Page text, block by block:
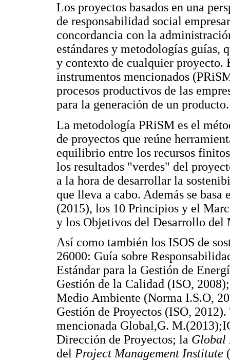
Los proyectos basados en una
de responsabilidad social
concordancia con la
estándares y metodologías guías,
y contexto de cualquier proyecto.
instrumentos mencionados
procesos productivos de las
para la generación de un producto.
La metodología PRiSM es el
de proyectos que reúne
equilibrio entre los recursos
los resultados "verdes" del
a la hora de desarrollar la
que lleva a cabo. Además se
(2015), los 10 Principios y el
y los Objetivos del Desarrollo del
Así como también los ISOS de
26000: Guía sobre
Estándar para la Gestión de
Gestión de la Calidad (ISO,
Medio Ambiente (Norma I.S.O,
Gestión de Proyectos (ISO,
mencionada Global,G.
Dirección de Proyectos; la
del Project Management Institute